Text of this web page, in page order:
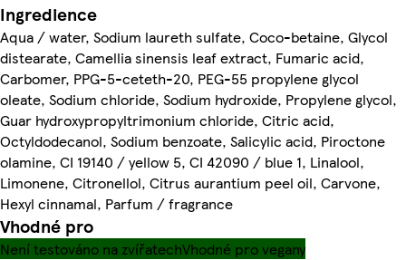
Ingredience
Aqua / water, Sodium laureth sulfate, Coco-betaine, Glycol
distearate, Camellia sinensis leaf extract, Fumaric acid,
Carbomer, PPG-5-ceteth-20, PEG-55 propylene glycol
oleate, Sodium chloride, Sodium hydroxide, Propylene glycol,
Guar hydroxypropyltrimonium chloride, Citric acid,
Octyldodecanol, Sodium benzoate, Salicylic acid, Piroctone
olamine, CI 19140 / yellow 5, CI 42090 / blue 1, Linalool,
Limonene, Citronellol, Citrus aurantium peel oil, Carvone,
Hexyl cinnamal, Parfum / fragrance
Vhodné pro
Není testováno na zvířatechVhodné pro vegany